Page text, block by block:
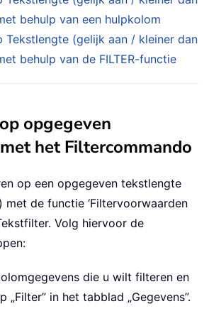
behulp van een hulpkolom
Tekstlengte (gelijk aan / kleiner dan
behulp van de FILTER-functie
opgegeven
het Filtercommando
op een opgegeven tekstlengte
met de functie ‘Filtervoorwaarden
Volg hiervoor de
die u wilt filteren en
„Filter” in het tabblad „Gegevens”.